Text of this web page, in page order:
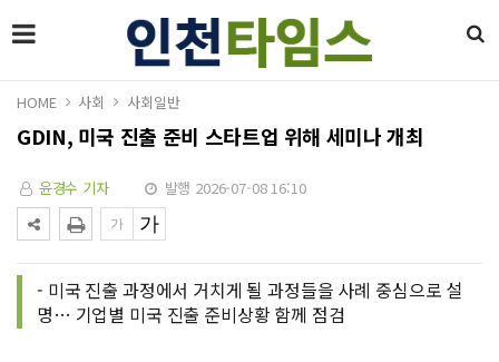
HOME 사회 사회일반
GDIN, 미국 진출 준비 스타트업 위해 세미나 개최
윤경수 기자 발행 2026-07-08 16:10
- 미국 진출 과정에서 거치게 될 과정들을 사례 중심으로 설
명… 기업별 미국 진출 준비상황 함께 점검